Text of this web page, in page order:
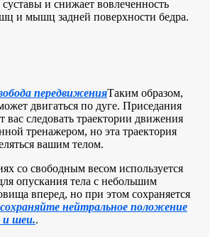
и снижает вовлеченность
и мышц задней поверхности бедра.
передвиженияТаким образом,
двигаться по дуге. Приседания
вас следовать траектории движения
тренажером, но эта траектория
вашим телом.
со свободным весом используется
опускания тела с небольшим
вперед, но при этом сохраняется
сохраняйте нейтральное положение
и шеи..